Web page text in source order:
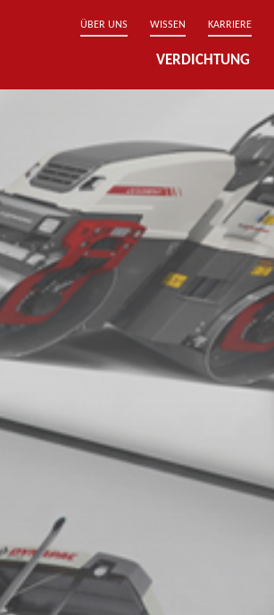
ÜBER UNS WISSEN KARRIERE
VERDICHTUNG